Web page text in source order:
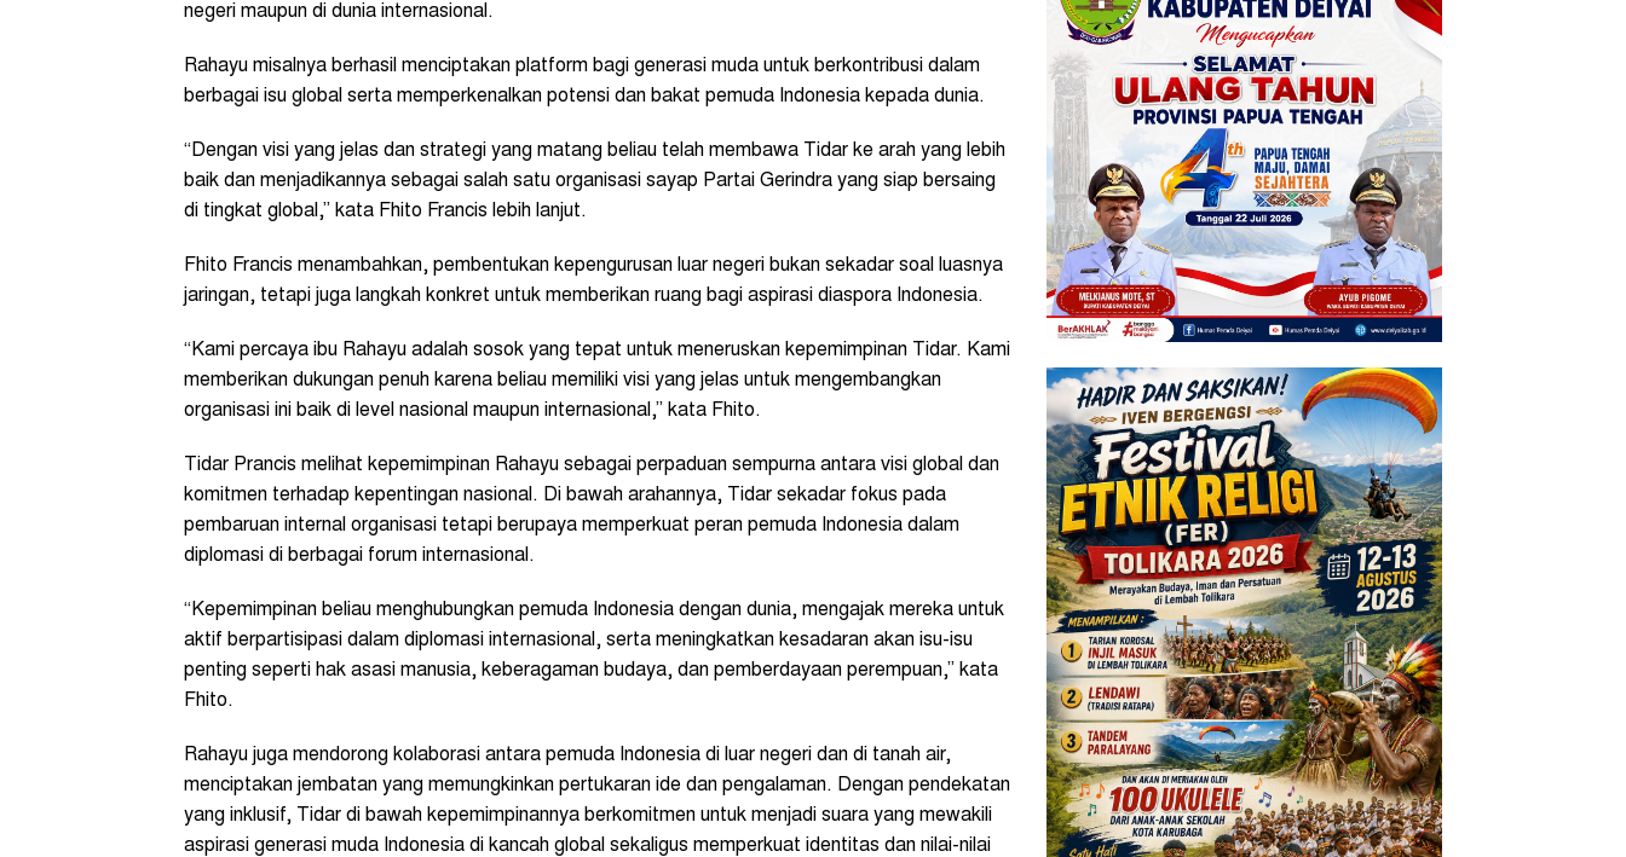
negeri maupun di dunia internasional.
Rahayu misalnya berhasil menciptakan platform bagi generasi muda untuk berkontribusi dalam
berbagai isu global serta memperkenalkan potensi dan bakat pemuda Indonesia kepada dunia.
“Dengan visi yang jelas dan strategi yang matang beliau telah membawa Tidar ke arah yang lebih
baik dan menjadikannya sebagai salah satu organisasi sayap Partai Gerindra yang siap bersaing
di tingkat global,” kata Fhito Francis lebih lanjut.
Fhito Francis menambahkan, pembentukan kepengurusan luar negeri bukan sekadar soal luasnya
jaringan, tetapi juga langkah konkret untuk memberikan ruang bagi aspirasi diaspora Indonesia.
“Kami percaya ibu Rahayu adalah sosok yang tepat untuk meneruskan kepemimpinan Tidar. Kami
memberikan dukungan penuh karena beliau memiliki visi yang jelas untuk mengembangkan
organisasi ini baik di level nasional maupun internasional,” kata Fhito.
Tidar Prancis melihat kepemimpinan Rahayu sebagai perpaduan sempurna antara visi global dan
komitmen terhadap kepentingan nasional. Di bawah arahannya, Tidar sekadar fokus pada
pembaruan internal organisasi tetapi berupaya memperkuat peran pemuda Indonesia dalam
diplomasi di berbagai forum internasional.
“Kepemimpinan beliau menghubungkan pemuda Indonesia dengan dunia, mengajak mereka untuk
aktif berpartisipasi dalam diplomasi internasional, serta meningkatkan kesadaran akan isu-isu
penting seperti hak asasi manusia, keberagaman budaya, dan pemberdayaan perempuan,” kata
Fhito.
Rahayu juga mendorong kolaborasi antara pemuda Indonesia di luar negeri dan di tanah air,
menciptakan jembatan yang memungkinkan pertukaran ide dan pengalaman. Dengan pendekatan
yang inklusif, Tidar di bawah kepemimpinannya berkomitmen untuk menjadi suara yang mewakili
aspirasi generasi muda Indonesia di kancah global sekaligus memperkuat identitas dan nilai-nilai